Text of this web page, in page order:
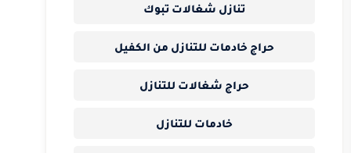
تنازل شغالات تبوك
حراج خادمات للتنازل من الكفيل
حراج شغالات للتنازل
خادمات للتنازل